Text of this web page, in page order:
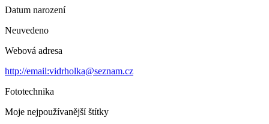
Datum narození
Neuvedeno
Webová adresa
http://email:vidrholka@seznam.cz
Fototechnika
Moje nejpoužívanější štítky